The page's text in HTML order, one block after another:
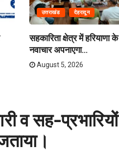
उत्तराखंड देहरादून
सहकारिता क्षेत्र में हरियाणा के
नवाचार अपनाएगा...
August 5, 2026
व सह-प्रभारियों